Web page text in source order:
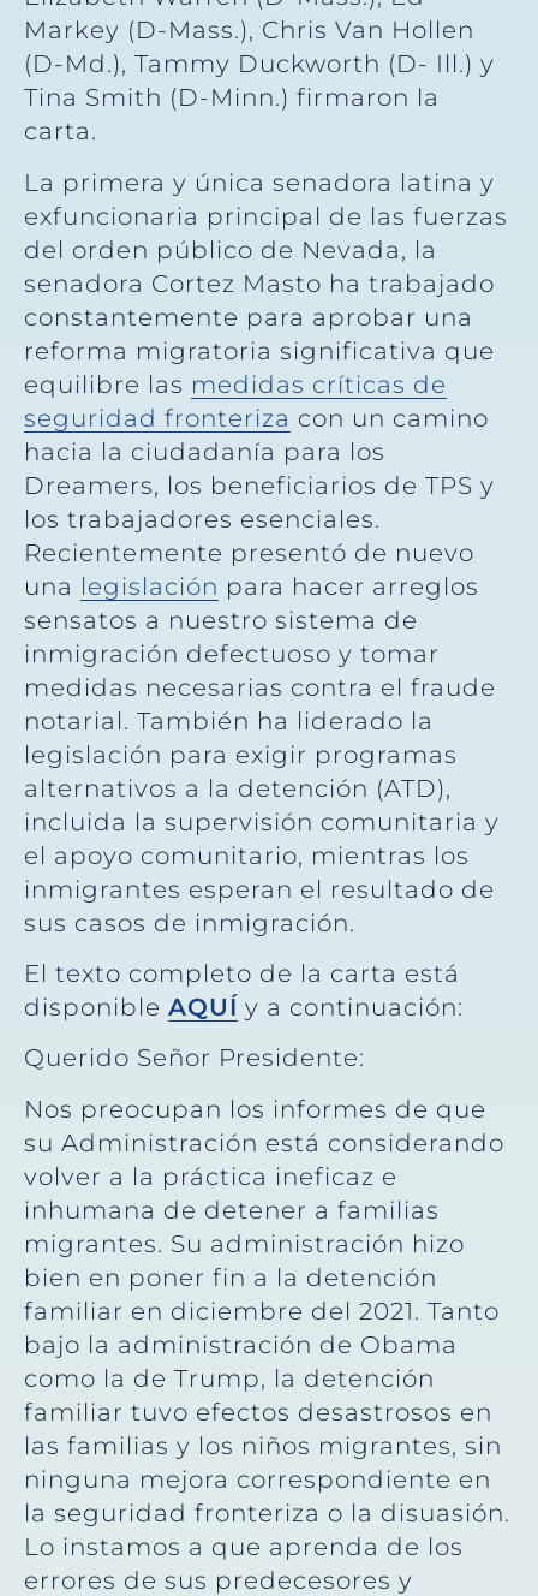
Markey (D-Mass.), Chris Van Hollen
(D-Md.), Tammy Duckworth (D- Ill.) y
Tina Smith (D-Minn.) firmaron la
carta.
La primera y única senadora latina y
exfuncionaria principal de las fuerzas
del orden público de Nevada, la
senadora Cortez Masto ha trabajado
constantemente para aprobar una
reforma migratoria significativa que
equilibre las medidas críticas de
seguridad fronteriza con un camino
hacia la ciudadanía para los
Dreamers, los beneficiarios de TPS y
los trabajadores esenciales.
Recientemente presentó de nuevo
una legislación para hacer arreglos
sensatos a nuestro sistema de
inmigración defectuoso y tomar
medidas necesarias contra el fraude
notarial. También ha liderado la
legislación para exigir programas
alternativos a la detención (ATD),
incluida la supervisión comunitaria y
el apoyo comunitario, mientras los
inmigrantes esperan el resultado de
sus casos de inmigración.
El texto completo de la carta está
disponible AQUÍ y a continuación:
Querido Señor Presidente:
Nos preocupan los informes de que
su Administración está considerando
volver a la práctica ineficaz e
inhumana de detener a familias
migrantes. Su administración hizo
bien en poner fin a la detención
familiar en diciembre del 2021. Tanto
bajo la administración de Obama
como la de Trump, la detención
familiar tuvo efectos desastrosos en
las familias y los niños migrantes, sin
ninguna mejora correspondiente en
la seguridad fronteriza o la disuasión.
Lo instamos a que aprenda de los
errores de sus predecesores y